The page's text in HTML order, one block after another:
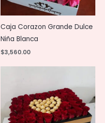
Caja Corazon Grande Dulce
Niña Blanca
$3,560.00